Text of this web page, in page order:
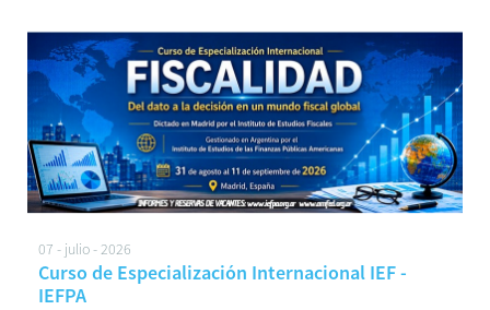
07 - julio - 2026
Curso de Especialización Internacional IEF -
IEFPA